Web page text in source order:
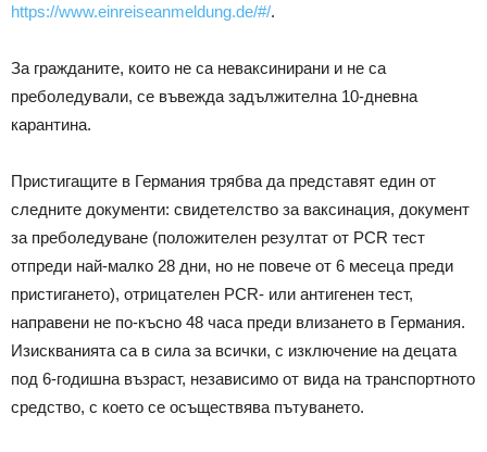
https://www.einreiseanmeldung.de/#/.
За гражданите, които не са неваксинирани и не са
преболедували, се въвежда задължителна 10-дневна
карантина.
Пристигащите в Германия трябва да представят един от
следните документи: свидетелство за ваксинация, документ
за преболедуване (положителен резултат от PCR тест
отпреди най-малко 28 дни, но не повече от 6 месеца преди
пристигането), отрицателен PCR- или антигенен тест,
направени не по-късно 48 часа преди влизането в Германия.
Изискванията са в сила за всички, с изключение на децата
под 6-годишна възраст, независимо от вида на транспортното
средство, с което се осъществява пътуването.